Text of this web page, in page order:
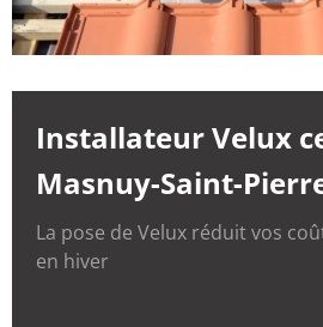
Installateur Velux
Masnuy-Saint-
La pose de Velux réduit vos
en hiver